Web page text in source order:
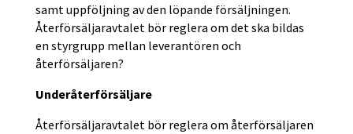
samt uppföljning av den löpande försäljningen.
Återförsäljaravtalet bör reglera om det ska bildas
en styrgrupp mellan leverantören och
återförsäljaren?
Underåterförsäljare
Återförsäljaravtalet bör reglera om återförsäljaren